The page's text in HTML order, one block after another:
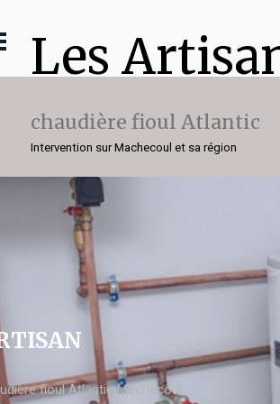
Les
chaudière fioul Atlantic
Intervention sur Machecoul et sa région
fioul Atlantic Machecoul